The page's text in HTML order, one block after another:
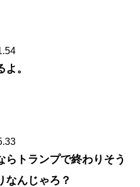
。
らトランプで終わりそう
なんじゃろ？